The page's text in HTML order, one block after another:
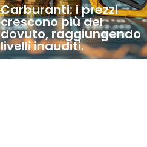
Carburanti: i prezzi
crescono più del
dovuto, raggiungendo
livelli inauditi.